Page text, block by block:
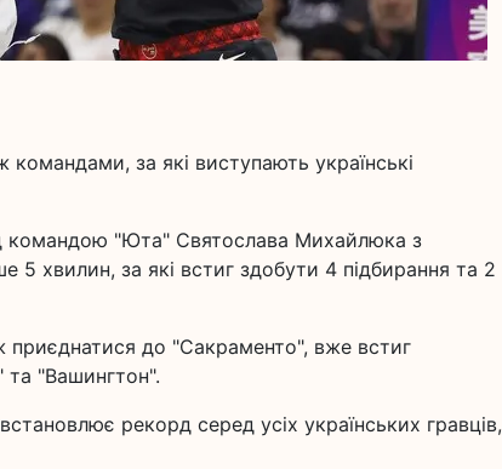
за які виступають українські
командою "Юта" Святослава Михайлюка з
5 хвилин, за які встиг здобути 4 підбирання та 2
до "Сакраменто", вже встиг
та "Вашингтон".
рекорд серед усіх українських гравців,